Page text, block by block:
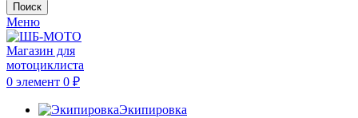
Поиск
Меню
0 элемент 0 ₽
Экипировка